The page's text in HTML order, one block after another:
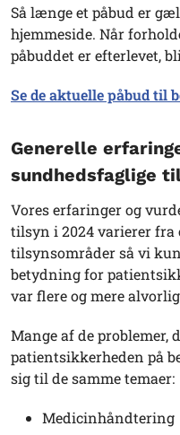
Så længe et påbud er
hjemmeside. Når
påbuddet er efterlevet,
Se de aktuelle påbud til
Generelle
sundhedsfaglige
Vores erfaringer og
tilsyn i 2024 varierer fra
tilsynsområder så vi
betydning for
var flere og mere
Mange af de
patientsikkerheden på
sig til de samme temaer:
Medicinhåndtering